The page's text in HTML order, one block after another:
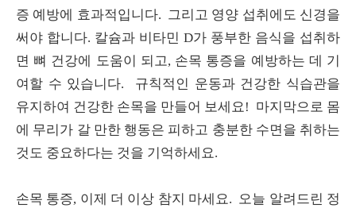
증 예방에 효과적입니다. 그리고 영양 섭취에도 신경을
써야 합니다. 칼슘과 비타민 D가 풍부한 음식을 섭취하
면 뼈 건강에 도움이 되고, 손목 통증을 예방하는 데 기
여할 수 있습니다. 규칙적인 운동과 건강한 식습관을
유지하여 건강한 손목을 만들어 보세요! 마지막으로 몸
에 무리가 갈 만한 행동은 피하고 충분한 수면을 취하는
것도 중요하다는 것을 기억하세요.
손목 통증, 이제 더 이상 참지 마세요. 오늘 알려드린 정